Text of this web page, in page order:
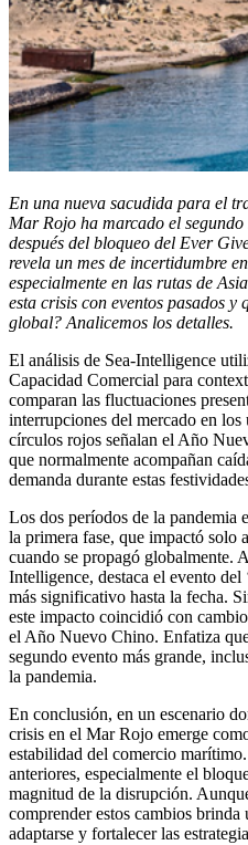
En una nueva sacudida para el
Mar Rojo ha marcado el
después del bloqueo del Ever
revela un mes de incertidumbre
especialmente en las rutas de
esta crisis con eventos pasados
global? Analicemos los detalles.
El análisis de Sea-Intelligence
Capacidad Comercial para
comparan las fluctuaciones
interrupciones del mercado en
círculos rojos señalan el Año
que normalmente acompañan
demanda durante estas
Los dos períodos de la pandemia
la primera fase, que impactó solo
cuando se propagó globalmente.
Intelligence, destaca el evento
más significativo hasta la fecha.
este impacto coincidió con
el Año Nuevo Chino. Enfatiza
segundo evento más grande,
la pandemia.
En conclusión, en un escenario
crisis en el Mar Rojo emerge
estabilidad del comercio
anteriores, especialmente el
magnitud de la disrupción.
comprender estos cambios brinda
adaptarse y fortalecer las